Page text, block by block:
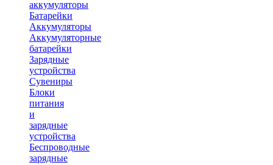
аккумуляторы
Батарейки
Аккумуляторы
Аккумуляторные
батарейки
Зарядные
устройства
Сувениры
Блоки
питания
и
зарядные
устройства
Беспроводные
зарядные